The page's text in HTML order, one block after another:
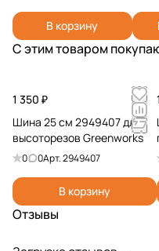
В корзину
С этим товаром
1 350 ₽
Шина 25 см 2949407 для
высоторезoв Greenworks
0 0Арт.2949407
В корзину
Отзывы